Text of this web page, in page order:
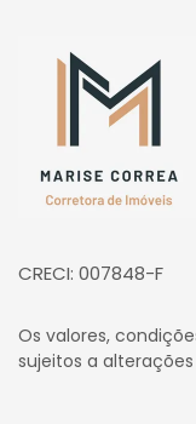
Página inicial
CRECI: 007848-F
Os valores,
sujeitos a